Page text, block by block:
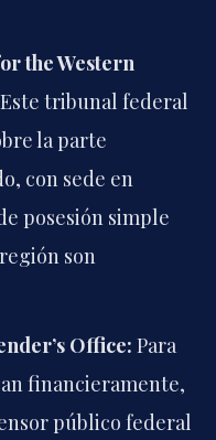
the Western
Este tribunal federal
la parte
con sede en
posesión simple
son
Office: Para
financieramente,
público federal